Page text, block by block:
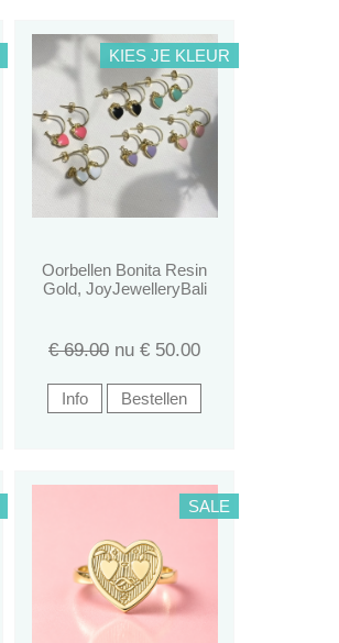
KIES JE KLEUR
Oorbellen Bonita Resin
Gold, JoyJewelleryBali
€ 69.00 nu € 50.00
SALE